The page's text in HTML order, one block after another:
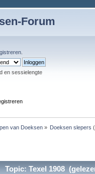
Forum
en sessielengte
van Doeksen» Doeksen slepers
Topic: Texel 1908